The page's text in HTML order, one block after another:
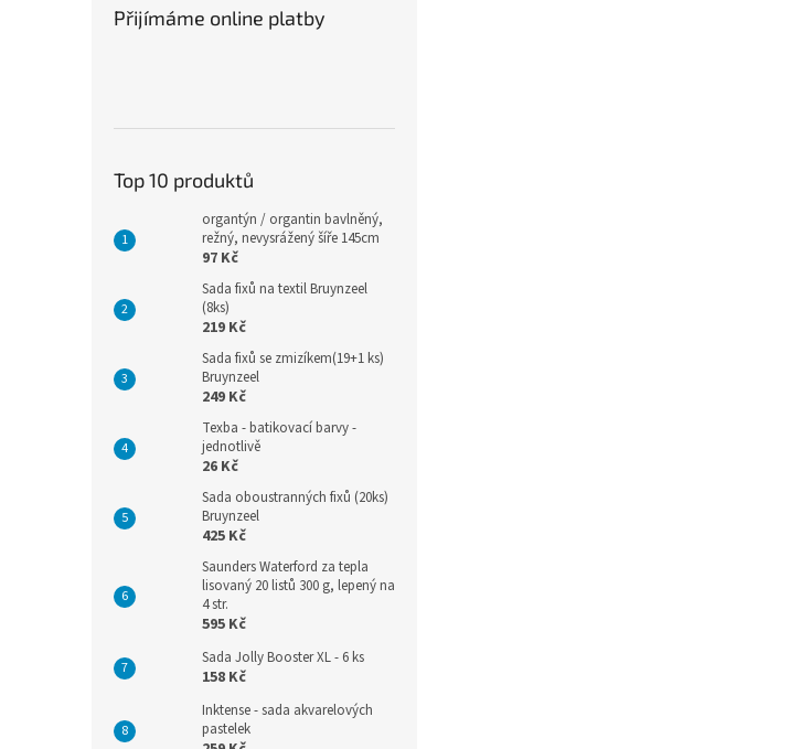
Přijímáme online platby
Top 10 produktů
organtýn / organtin bavlněný,
režný, nevysrážený šíře 145cm
97 Kč
Sada fixů na textil Bruynzeel
(8ks)
219 Kč
Sada fixů se zmizíkem(19+1 ks)
Bruynzeel
249 Kč
Texba - batikovací barvy -
jednotlivě
26 Kč
Sada oboustranných fixů (20ks)
Bruynzeel
425 Kč
Saunders Waterford za tepla
lisovaný 20 listů 300 g, lepený na
4 str.
595 Kč
Sada Jolly Booster XL - 6 ks
158 Kč
Inktense - sada akvarelových
pastelek